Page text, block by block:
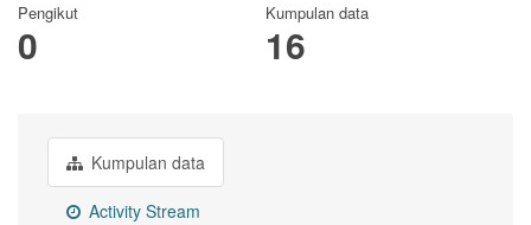
Pengikut
0
Kumpulan data
16
Kumpulan data
Activity Stream